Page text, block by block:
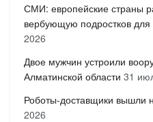
СМИ: европейские страны
вербующую подростков для
2026
Двое мужчин устроили
Алматинской области 31
Роботы-доставщики вышли
2026